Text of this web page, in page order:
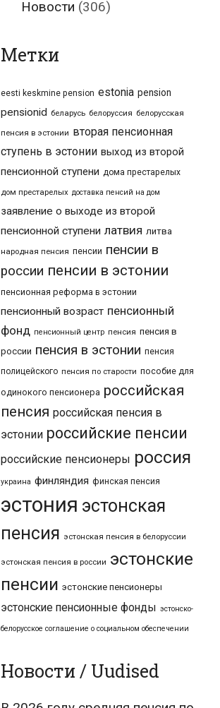
Новости (306)
Метки
eesti keskmine pension estonia pension
pensionid беларусь белоруссия белорусская
пенсия в эстонии вторая пенсионная
ступень в эстонии выход из второй
пенсионной ступени дома престарелых
дом престарелых доставка пенсий на дом
заявление о выходе из второй
пенсионной ступени латвия литва
народная пенсия пенсии пенсии в
россии пенсии в эстонии
пенсионная реформа в эстонии
пенсионный возраст пенсионный
фонд пенсионный центр пенсия пенсия в
россии пенсия в эстонии пенсия
полицейского пенсия по старости пособие для
одинокого пенсионера российская
пенсия российская пенсия в
эстонии российские пенсии
российские пенсионеры россия
украина финляндия финская пенсия
эстония эстонская
пенсия эстонская пенсия в белоруссии
эстонская пенсия в россии эстонские
пенсии эстонские пенсионеры
эстонские пенсионные фонды эстонско-
белорусское соглашение о социальном обеспечении
Новости / Uudised